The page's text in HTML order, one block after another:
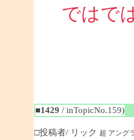
ではで
■1429 / inTopicNo.159)
□投稿者/ リック 超 アング